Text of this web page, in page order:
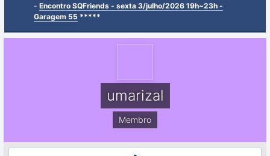
- Encontro SQFriends - sexta 3/julho/2026 19h~23h -
Garagem 55 *****
umarizal
Membro